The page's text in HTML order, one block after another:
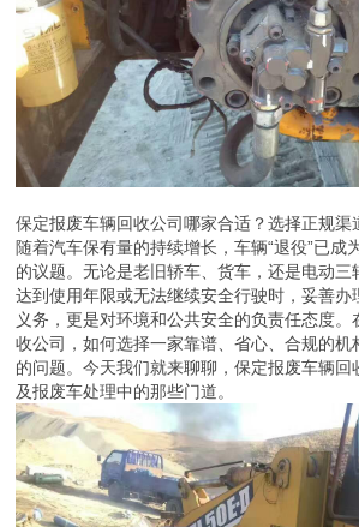
保定报废车辆回收公司哪家合适？选择正规渠
随着汽车保有量的持续增长，车辆“退役”已成
的议题。无论是老旧轿车、货车，还是电动三
达到使用年限或无法继续安全行驶时，妥善办
义务，更是对环境和公共安全的负责任态度。
收公司，如何选择一家靠谱、省心、合规的机
的问题。今天我们就来聊聊，保定报废车辆回
及报废车处理中的那些门道。